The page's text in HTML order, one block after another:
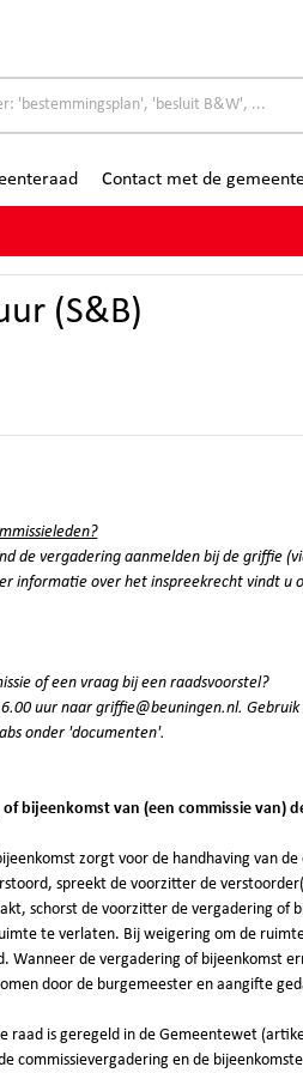
Contact met de
(S&B)
de vergadering aanmelden bij de griffie
informatie over het inspreekrecht vindt u
of een vraag bij een raadsvoorstel?
uur naar griffie@beuningen.nl.
onder 'documenten'.
bijeenkomst van (een commissie van)
zorgt voor de handhaving van
spreekt de voorzitter de
schorst de voorzitter de vergadering of
te verlaten. Bij weigering om de
Wanneer de vergadering of bijeenkomst
door de burgemeester en aangifte
raad is geregeld in de Gemeentewet
commissievergadering en de